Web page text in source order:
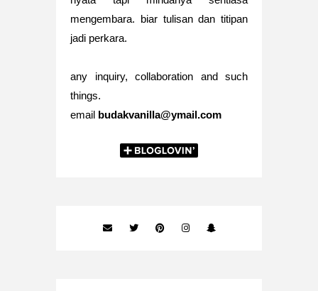
mengembara. biar tulisan dan titipan
jadi perkara.
any inquiry, collaboration and such
things.
email budakvanilla@ymail.com